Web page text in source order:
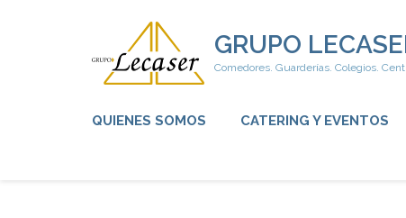
GRUPO
Comedores. Guarderías. Colegios.
QUIENES SOMOS CATERING Y EVENTOS